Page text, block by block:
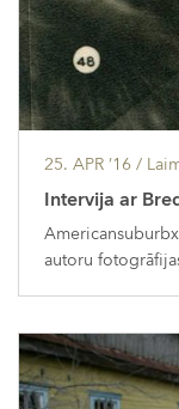
25. APR ’16 /
Intervija ar
autoru